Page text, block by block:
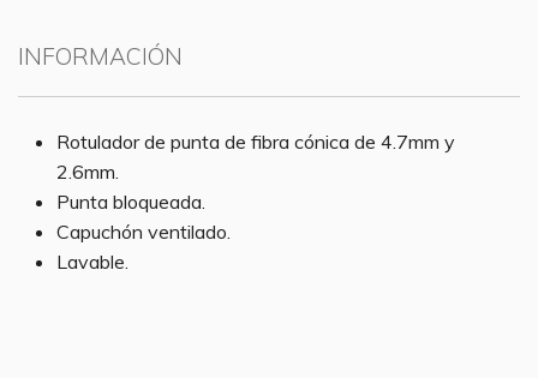
INFORMACIÓN
Rotulador de punta de fibra cónica de 4.7mm y
2.6mm.
Punta bloqueada.
Capuchón ventilado.
Lavable.